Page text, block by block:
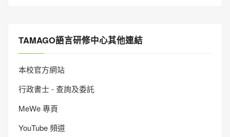
TAMAGO語言研修中心其他連結
本校官方網站
行政書士 - 查詢及委託
MeWe 專頁
YouTube 頻道